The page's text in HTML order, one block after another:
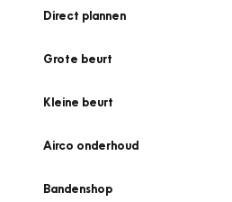
Direct plannen
Grote beurt
Kleine beurt
Airco onderhoud
Bandenshop